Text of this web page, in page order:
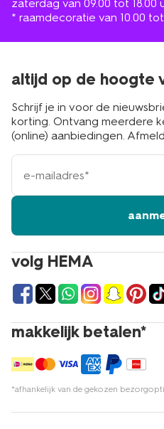
zaterdag van 09.00 tot 18.00
* raamdecoratie van 10.00 tot
volg HEMA
makkelijk betalen*
*afhankelijk van de gekozen
altijd op de hoogte
Schrijf je in voor de
korting. Ontvang meerdere
(online) aanbiedingen.
e-
mailadres